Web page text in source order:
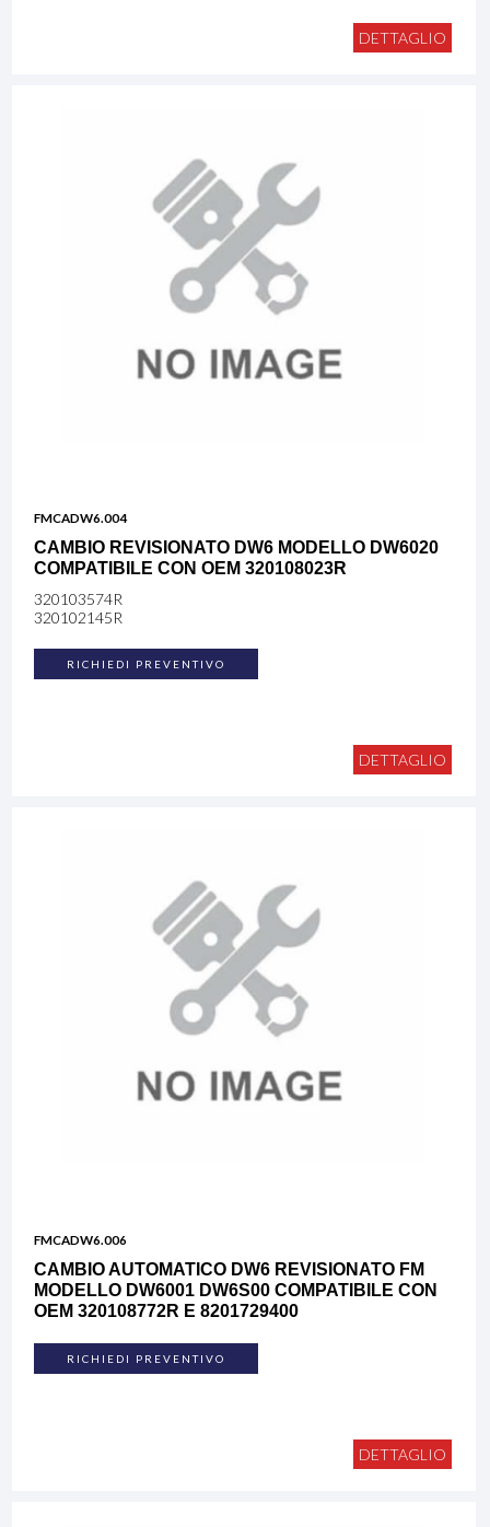
DETTAGLIO
FMCADW6.004
CAMBIO REVISIONATO DW6 MODELLO DW6020
COMPATIBILE CON OEM 320108023R
320103574R
320102145R
RICHIEDI PREVENTIVO
DETTAGLIO
FMCADW6.006
CAMBIO AUTOMATICO DW6 REVISIONATO FM
MODELLO DW6001 DW6S00 COMPATIBILE CON
OEM 320108772R E 8201729400
RICHIEDI PREVENTIVO
DETTAGLIO